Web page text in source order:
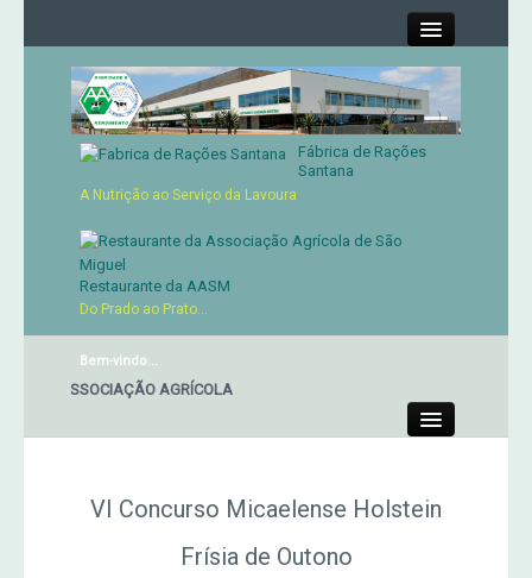
Contactos
Serviços
Fábrica de Rações
Santana
A Nutrição ao Serviço da Lavoura
Restaurante da AASM
Do Prado ao Prato...
Bem-vindo...
DA ASSOCIAÇÃO AGRÍCOLA
MERCADO AGRÍCOLA DE SANTANA
VI Concurso Micaelense Holstein
Frísia de Outono